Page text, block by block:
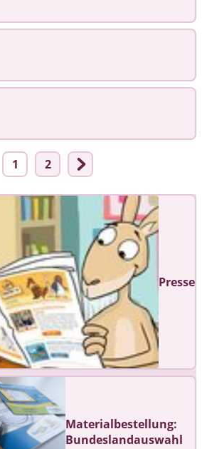
1 2
Presse
Materialbestellung:
Bundeslandauswahl